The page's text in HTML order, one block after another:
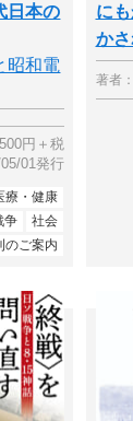
日本の
昭和電
円＋税
01発行
療・健康
争
社会
のご案内
に
か
著者：